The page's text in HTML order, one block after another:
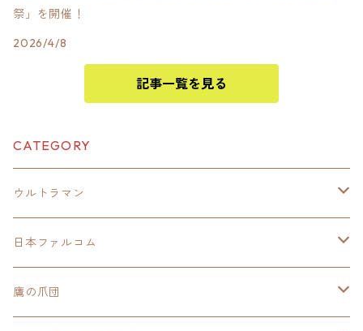
祭」を開催！
2026/4/8
記事一覧を見る
CATEGORY
ウルトラマン
モバイルバッテリー
スカジャンキーチェーン
日本ファルコム
イースⅧ
鷹の爪団